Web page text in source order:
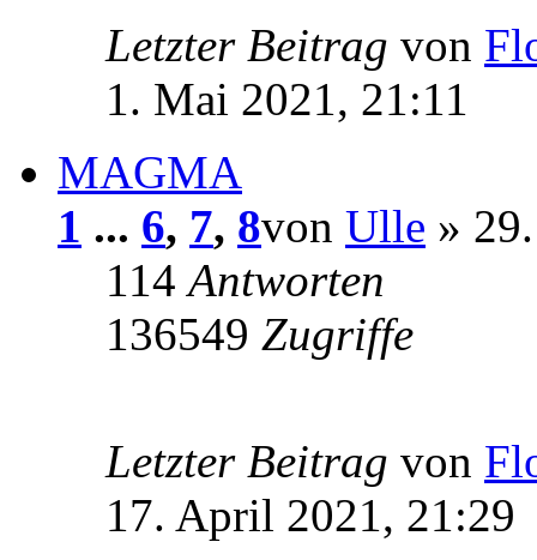
Letzter Beitrag von
1. Mai 2021, 21:11
MAGMA
1 ... 6, 7, 8von Ulle »
114Antworten
136549 Zugriffe
Letzter Beitrag von
17. April 2021, 21:29